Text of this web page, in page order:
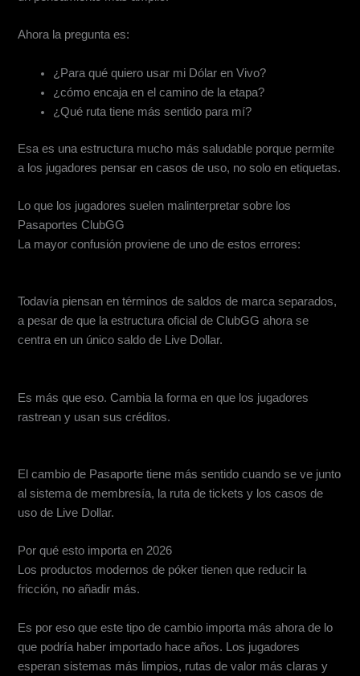
Ahora la pregunta es:
¿Para qué quiero usar mi Dólar en Vivo?
¿cómo encaja en el camino de la etapa?
¿Qué ruta tiene más sentido para mí?
Esa es una estructura mucho más saludable porque permite
a los jugadores pensar en casos de uso, no solo en etiquetas.
Lo que los jugadores suelen malinterpretar sobre los
Pasaportes ClubGG
La mayor confusión proviene de uno de estos errores:
Todavía piensan en términos de saldos de marca separados,
a pesar de que la estructura oficial de ClubGG ahora se
centra en un único saldo de Live Dollar.
Es más que eso. Cambia la forma en que los jugadores
rastrean y usan sus créditos.
El cambio de Pasaporte tiene más sentido cuando se ve junto
al sistema de membresía, la ruta de tickets y los casos de
uso de Live Dollar.
Por qué esto importa en 2026
Los productos modernos de póker tienen que reducir la
fricción, no añadir más.
Es por eso que este tipo de cambio importa más ahora de lo
que podría haber importado hace años. Los jugadores
esperan sistemas más limpios, rutas de valor más claras y